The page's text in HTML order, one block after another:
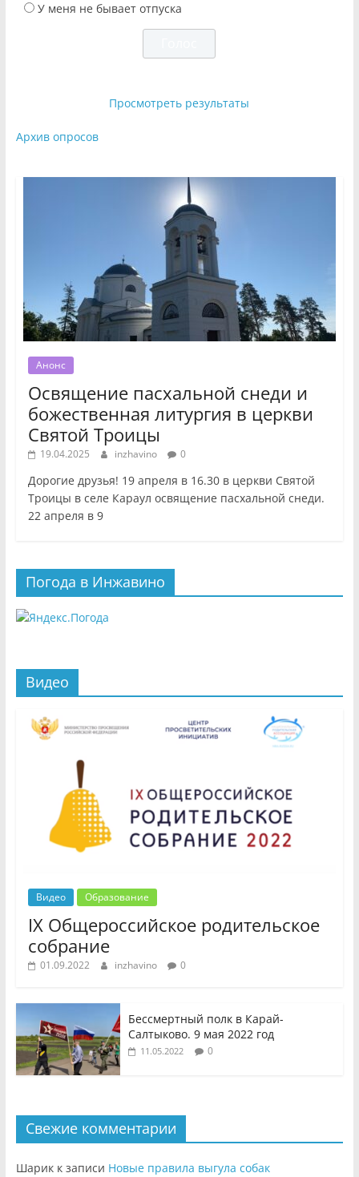
У меня не бывает отпуска
Просмотреть результаты
Архив опросов
Анонс
Освящение пасхальной снеди и
божественная литургия в церкви
Святой Троицы
19.04.2025 inzhavino 0
Дорогие друзья! 19 апреля в 16.30 в церкви Святой
Троицы в селе Караул освящение пасхальной снеди.
22 апреля в 9
Погода в Инжавино
Видео
Видео Образование
IX Общероссийское родительское
собрание
01.09.2022 inzhavino 0
Бессмертный полк в Карай-
Салтыково. 9 мая 2022 год
11.05.2022 0
Свежие комментарии
Шарикк записи Новые правила выгула собак